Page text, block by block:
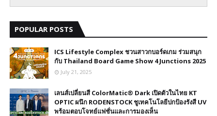
POPULAR POSTS
ICS Lifestyle Complex ชวนสาวกบอร์ดเกม ร่วมสนุก
กับ Thailand Board Game Show 4 Junctions 2025
July 21, 2025
เลนส์เปลี่ยนสี ColorMatic® Dark เปิดตัวในไทย​ KT
OPTIC ผนึก RODENSTOCK ชูเทคโนโลยีปกป้องรังสี UV
พร้อมตอบโจทย์แฟชั่นและการมองเห็น